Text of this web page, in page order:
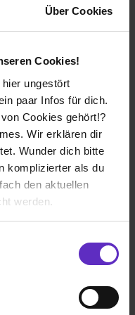
Über Cookies
Cookies!
ungestört
paar Infos für dich.
Cookies gehört!?
Wir erklären dir
Wunder dich bitte
komplizierter als du
den aktuellen
werden.
Einstellungen zu
bei deiner
wurde, wenn
Der Ausbilder war in